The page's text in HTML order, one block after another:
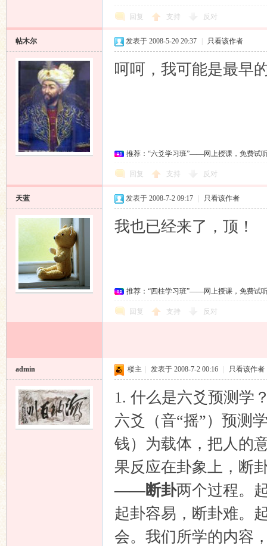
回复 支持 反对
帖木尔 发表于 2008-5-20 20:37 只看该作者
呵呵，我可能是最早
推荐：“六爻学习班”——网上授课，免费试
回复 支持 反对
天蓝 发表于 2008-7-2 09:17 只看该作者
我也已经来了，顶！
推荐：“四柱学习班”——网上授课，免费试
回复 支持 反对
admin 楼主 发表于 2008-7-2 00:16 只看该作者
1. 什么是六爻预测学
六爻（音“摇”）预测
钱）为载体，把人的
果反应在卦象上，断
——断卦两个过程。
起卦容易，断卦难。
会。我们所学的内容